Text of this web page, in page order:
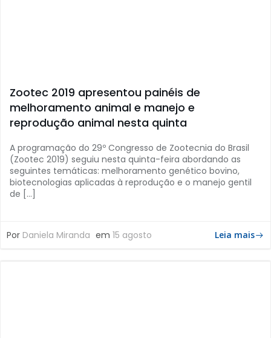
Zootec 2019 apresentou painéis de
melhoramento animal e manejo e
reprodução animal nesta quinta
A programação do 29º Congresso de Zootecnia do Brasil
(Zootec 2019) seguiu nesta quinta-feira abordando as
seguintes temáticas: melhoramento genético bovino,
biotecnologias aplicadas à reprodução e o manejo gentil
de […]
Por Daniela Miranda em 15 agosto Leia mais